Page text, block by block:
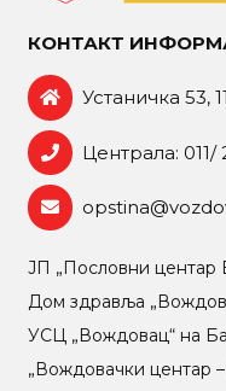
КОНТАКТ
Устаничка 53,
Централа: 011/
ЈП „Пословни центар
Дом здравља
УСЦ „Вождовац“ на
„Вождовачки центар